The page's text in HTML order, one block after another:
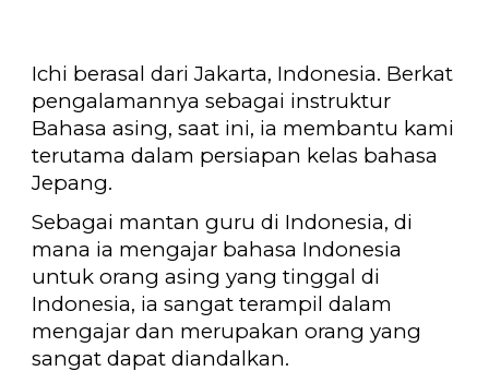
Ichi berasal dari Jakarta, Indonesia. Berkat
pengalamannya sebagai instruktur
Bahasa asing, saat ini, ia membantu kami
terutama dalam persiapan kelas bahasa
Jepang.
Sebagai mantan guru di Indonesia, di
mana ia mengajar bahasa Indonesia
untuk orang asing yang tinggal di
Indonesia, ia sangat terampil dalam
mengajar dan merupakan orang yang
sangat dapat diandalkan.